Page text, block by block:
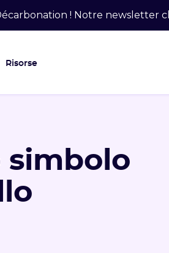
! Notre newsletter
Risorse
simbolo